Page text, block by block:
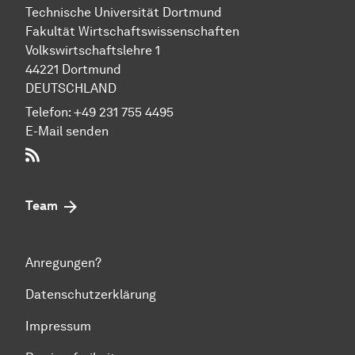
Technische Uni­ver­si­tät Dort­mund
Fakultät Wirtschafts­wissen­schaften
Volks­wirt­schafts­leh­re 1
44221 Dort­mund
DEUTSCHLAND
Telefon: +49 231 755 4495
E-Mail senden
Team
Anregungen?
Datenschutzerklärung
Impressum